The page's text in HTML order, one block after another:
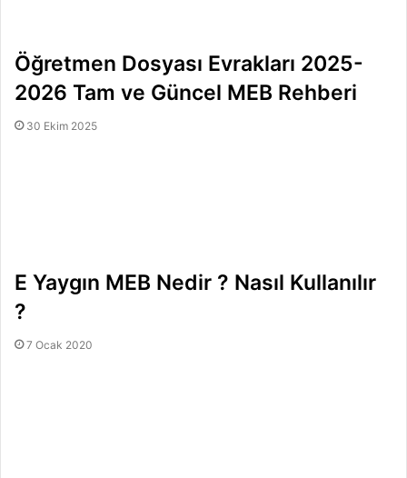
Öğretmen Dosyası Evrakları 2025-
2026 Tam ve Güncel MEB Rehberi
30 Ekim 2025
E Yaygın MEB Nedir ? Nasıl Kullanılır
?
7 Ocak 2020